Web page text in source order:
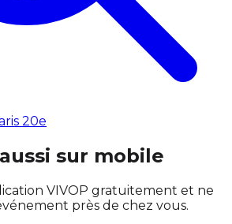
20e
sur mobile
VIVOP gratuitement et ne
près de chez vous.